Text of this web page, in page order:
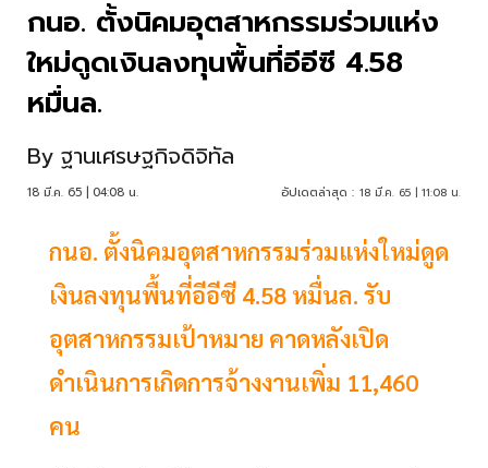
กนอ. ตั้งนิคมอุตสาหกรรมร่วมแห่ง
ใหม่ดูดเงินลงทุนพื้นที่อีอีซี 4.58
หมื่นล.
By ฐานเศรษฐกิจดิจิทัล
18 มี.ค. 65 | 04:08 น. อัปเดตล่าสุด : 18 มี.ค. 65 | 11:08 น.
กนอ. ตั้งนิคมอุตสาหกรรมร่วมแห่งใหม่ดูด
เงินลงทุนพื้นที่อีอีซี 4.58 หมื่นล. รับ
อุตสาหกรรมเป้าหมาย คาดหลังเปิด
ดำเนินการเกิดการจ้างงานเพิ่ม 11,460
คน